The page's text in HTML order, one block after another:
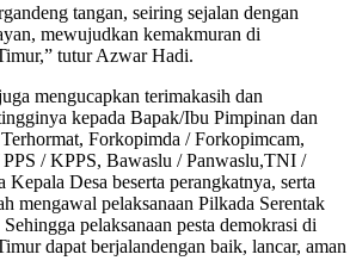
tangan, seiring sejalan dengan
mewujudkan kemakmuran di
tutur Azwar Hadi.
mengucapkan terimakasih dan
kepada Bapak/Ibu Pimpinan dan
Forkopimda / Forkopimcam,
/ KPPS, Bawaslu / Panwaslu,TNI /
Kepala Desa beserta perangkatnya, serta
mengawal pelaksanaan Pilkada Serentak
pelaksanaan pesta demokrasi di
dapat berjalandengan baik, lancar, aman